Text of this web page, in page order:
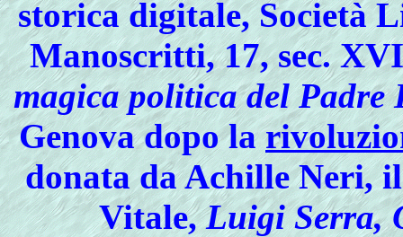
storica digitale, Società
Manoscritti, 17, sec.
magica politica del Padre
Genova dopo la
donata da Achille Neri,
Vitale,Luigi Serra,